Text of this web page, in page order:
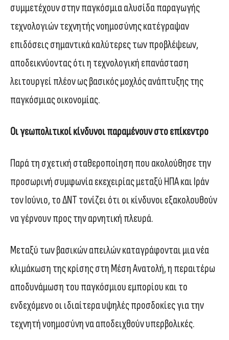
συμμετέχουν στην παγκόσμια αλυσίδα παραγωγής
τεχνολογιών τεχνητής νοημοσύνης κατέγραψαν
επιδόσεις σημαντικά καλύτερες των προβλέψεων,
αποδεικνύοντας ότι η τεχνολογική επανάσταση
λειτουργεί πλέον ως βασικός μοχλός ανάπτυξης της
παγκόσμιας οικονομίας.
Οι γεωπολιτικοί κίνδυνοι παραμένουν στο επίκεντρο
Παρά τη σχετική σταθεροποίηση που ακολούθησε την
προσωρινή συμφωνία εκεχειρίας μεταξύ ΗΠΑ και Ιράν
τον Ιούνιο, το ΔΝΤ τονίζει ότι οι κίνδυνοι εξακολουθούν
να γέρνουν προς την αρνητική πλευρά.
Μεταξύ των βασικών απειλών καταγράφονται μια νέα
κλιμάκωση της κρίσης στη Μέση Ανατολή, η περαιτέρω
αποδυνάμωση του παγκόσμιου εμπορίου και το
ενδεχόμενο οι ιδιαίτερα υψηλές προσδοκίες για την
τεχνητή νοημοσύνη να αποδειχθούν υπερβολικές.